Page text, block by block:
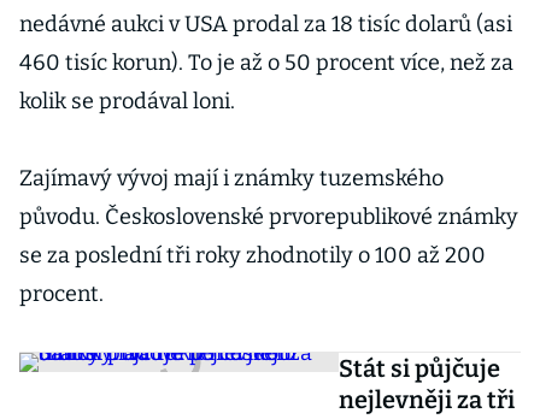
nedávné aukci v USA prodal za 18 tisíc dolarů (asi
460 tisíc korun). To je až o 50 procent více, než za
kolik se prodával loni.
Zajímavý vývoj mají i známky tuzemského
původu. Československé prvorepublikové známky
se za poslední tři roky zhodnotily o 100 až 200
procent.
Stát si půjčuje
nejlevněji za tři